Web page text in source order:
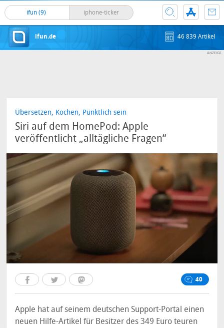
ifun (9) iphone-ticker
ifun.de 46 839 Artikel
Übersetzen, Kochen, Pünktlich sein
Siri auf dem HomePod: Apple
veröffentlicht „alltägliche Fragen“
40
Apple hat auf seinem deutschen Support-Portal einen
neuen Hilfe-Artikel für Besitzer des 349 Euro teuren